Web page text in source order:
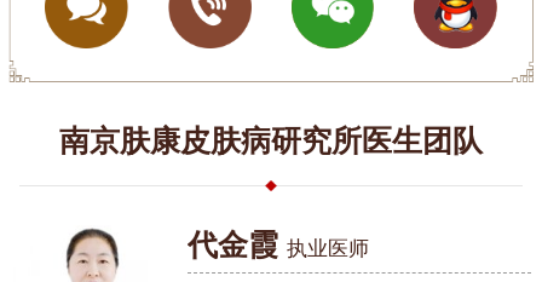
南京肤康皮肤病研究所医生团队
代金霞 执业医师